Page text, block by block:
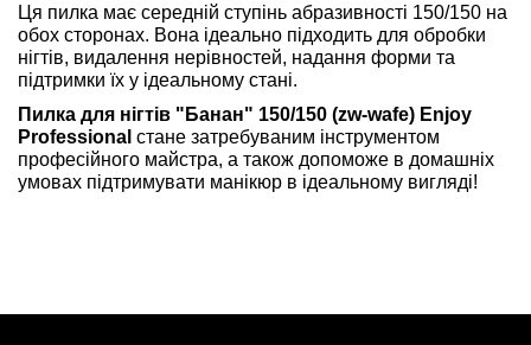
Ця пилка має середній ступінь абразивності 150/150 на
обох сторонах. Вона ідеально підходить для обробки
нігтів, видалення нерівностей, надання форми та
підтримки їх у ідеальному стані.
Пилка для нігтів "Банан" 150/150 (zw-wafe) Enjoy
Professional стане затребуваним інструментом
професійного майстра, а також допоможе в домашніх
умовах підтримувати манікюр в ідеальному вигляді!